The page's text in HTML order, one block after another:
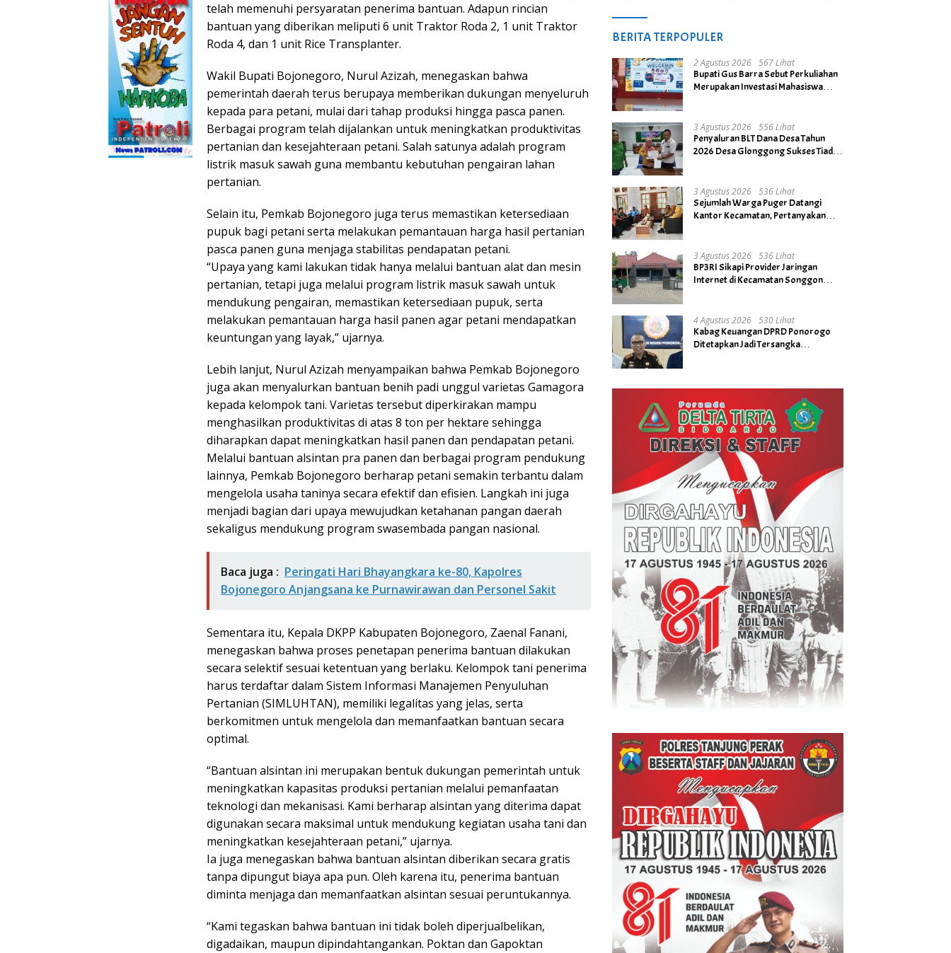
telah memenuhi persyaratan penerima bantuan. Adapun rincian
bantuan yang diberikan meliputi 6 unit Traktor Roda 2, 1 unit Traktor
Roda 4, dan 1 unit Rice Transplanter.
Wakil Bupati Bojonegoro, Nurul Azizah, menegaskan bahwa
pemerintah daerah terus berupaya memberikan dukungan menyeluruh
kepada para petani, mulai dari tahap produksi hingga pasca panen.
Berbagai program telah dijalankan untuk meningkatkan produktivitas
pertanian dan kesejahteraan petani. Salah satunya adalah program
listrik masuk sawah guna membantu kebutuhan pengairan lahan
pertanian.
Selain itu, Pemkab Bojonegoro juga terus memastikan ketersediaan
pupuk bagi petani serta melakukan pemantauan harga hasil pertanian
pasca panen guna menjaga stabilitas pendapatan petani.
“Upaya yang kami lakukan tidak hanya melalui bantuan alat dan mesin
pertanian, tetapi juga melalui program listrik masuk sawah untuk
mendukung pengairan, memastikan ketersediaan pupuk, serta
melakukan pemantauan harga hasil panen agar petani mendapatkan
keuntungan yang layak,” ujarnya.
Lebih lanjut, Nurul Azizah menyampaikan bahwa Pemkab Bojonegoro
juga akan menyalurkan bantuan benih padi unggul varietas Gamagora
kepada kelompok tani. Varietas tersebut diperkirakan mampu
menghasilkan produktivitas di atas 8 ton per hektare sehingga
diharapkan dapat meningkatkan hasil panen dan pendapatan petani.
Melalui bantuan alsintan pra panen dan berbagai program pendukung
lainnya, Pemkab Bojonegoro berharap petani semakin terbantu dalam
mengelola usaha taninya secara efektif dan efisien. Langkah ini juga
menjadi bagian dari upaya mewujudkan ketahanan pangan daerah
sekaligus mendukung program swasembada pangan nasional.
Baca juga : Peringati Hari Bhayangkara ke-80, Kapolres
Bojonegoro Anjangsana ke Purnawirawan dan Personel Sakit
Sementara itu, Kepala DKPP Kabupaten Bojonegoro, Zaenal Fanani,
menegaskan bahwa proses penetapan penerima bantuan dilakukan
secara selektif sesuai ketentuan yang berlaku. Kelompok tani penerima
harus terdaftar dalam Sistem Informasi Manajemen Penyuluhan
Pertanian (SIMLUHTAN), memiliki legalitas yang jelas, serta
berkomitmen untuk mengelola dan memanfaatkan bantuan secara
optimal.
“Bantuan alsintan ini merupakan bentuk dukungan pemerintah untuk
meningkatkan kapasitas produksi pertanian melalui pemanfaatan
teknologi dan mekanisasi. Kami berharap alsintan yang diterima dapat
digunakan secara maksimal untuk mendukung kegiatan usaha tani dan
meningkatkan kesejahteraan petani,” ujarnya.
Ia juga menegaskan bahwa bantuan alsintan diberikan secara gratis
tanpa dipungut biaya apa pun. Oleh karena itu, penerima bantuan
diminta menjaga dan memanfaatkan alsintan sesuai peruntukannya.
“Kami tegaskan bahwa bantuan ini tidak boleh diperjualbelikan,
digadaikan, maupun dipindahtangankan. Poktan dan Gapoktan
BERITA TERPOPULER
2 Agustus 2026
567 Lihat
Bupati Gus Barra Sebut Perkuliahan
Merupakan Investasi Mahasiswa
3 Agustus 2026
556 Lihat
Penyaluran BLT Dana Desa Tahun
2026 Desa Glonggong Sukses Tiada
3 Agustus 2026
536 Lihat
Sejumlah Warga Puger Datangi
Kantor Kecamatan, Pertanyakan
3 Agustus 2026
536 Lihat
BP3RI Sikapi Provider Jaringan
Internet di Kecamatan Songgon
4 Agustus 2026
530 Lihat
Kabag Keuangan DPRD Ponorogo
Ditetapkan Jadi Tersangka